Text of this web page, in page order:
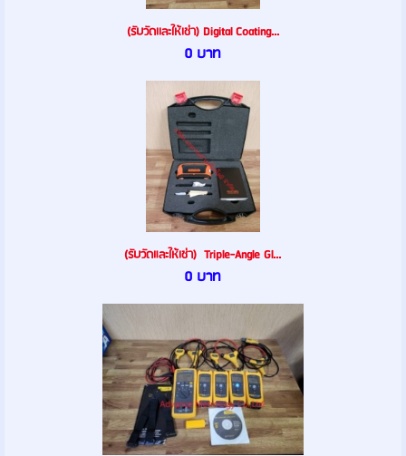
(รับวัดเเละให้เช่า) Digital Coating...
0 บาท
(รับวัดและให้เช่า) Triple-Angle Gl...
0 บาท